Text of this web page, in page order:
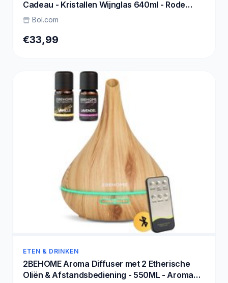
Cadeau - Kristallen Wijnglas 640ml - Rode
Wijnglazen Kristal - Handgemaakt - Perfect
voor Bar of Diner
Bol.com
€33,99
ETEN & DRINKEN
2BEHOME Aroma Diffuser met 2 Etherische
Oliën & Afstandsbediening - 550ML - Aroma